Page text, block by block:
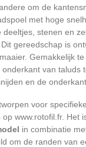
om de
met hoge
stenen en
gereedschap is
Gemakkelijk
van
en de
voor
www.rotofil.fr. Het
in combinatie
om de randen van